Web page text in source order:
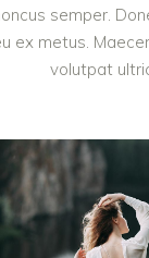
semper.
ex metus.
volutpat